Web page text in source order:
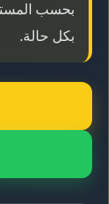
بحسب
بكل حالة.